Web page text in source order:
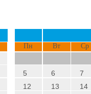
Пн Вт Ср
5
6 7
12
13 14